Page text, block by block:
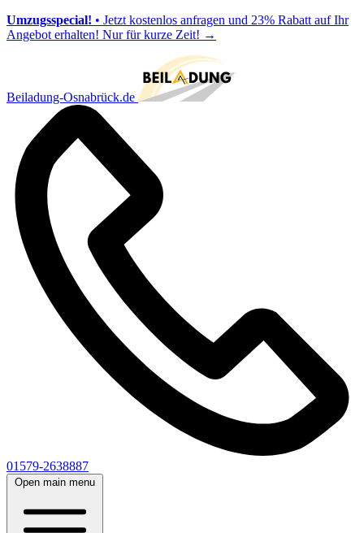
Umzugsspecial! • Jetzt kostenlos anfragen und 23% Rabatt auf Ihr
Angebot erhalten! Nur für kurze Zeit! →
Beiladung-Osnabrück.de
01579-2638887
Open main menu